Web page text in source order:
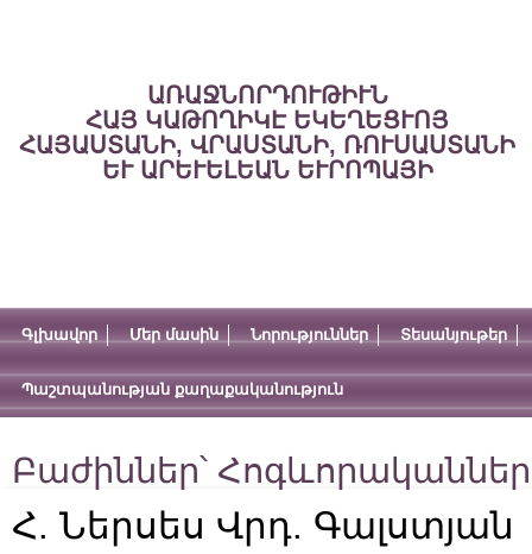
ԱՌԱՋՆՈՐԴՈՒԹԻՒՆ
ՀԱՅ ԿԱԹՈՂԻԿԷ ԵԿԵՂԵՑՒՈՅ
ՀԱՅԱՍՏԱՆԻ, ՎՐԱՍՏԱՆԻ, ՌՈՒՍԱՍՏԱՆԻ
ԵՒ ԱՐԵՒԵԼԵԱՆ ԵՒՐՈՊԱՅԻ
Գլխավոր Մեր մասին Նորություններ Տեսանյութեր
Պաշտպանության քաղաքականություն
Բաժիններ՝ Հոգևորականներ
Հ. Ներսես Վրդ. Գալստյան